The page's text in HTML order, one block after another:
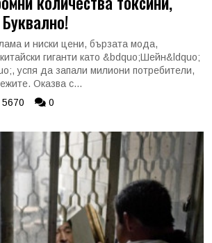
и ниски цени, бързата мода,
гиганти като &bdquo;Шейн&ldquo;
успя да запали милиони потребители,
Оказва с...
5670 0